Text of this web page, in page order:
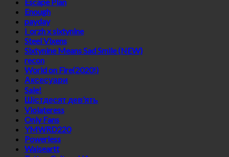
Enough
payday
i_orzh x sixtynine
Steel Vixens
Sixtynine Means Sad Smile (NEW)
recon
World on Fire(2020!)
Аксесуари
Sale!
Шістдесят дев’ять
Violateress
Only Fans
YMWRD220
Powerless
Waiseartt